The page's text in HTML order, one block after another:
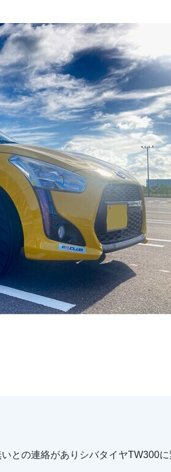
との連絡がありシバタイヤTW300